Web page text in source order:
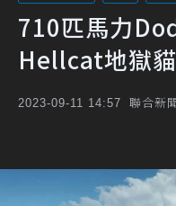
710匹馬力
Hellcat地獄
2023-09-11 14:57 聯合新